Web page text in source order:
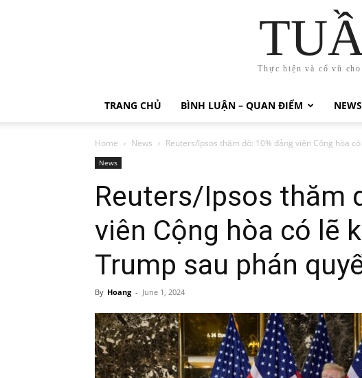
Thực hiện và cổ vũ
TRANG CHỦ BÌNH LUẬN – QUAN ĐIỂM NEWS
Home News Reuters/Ipsos thăm dò: 10% đảng viên Cộng hòa
News
Reuters/Ipsos thăm
viên Cộng hòa có lẽ
Trump sau phán
By Hoang - June 1, 2024